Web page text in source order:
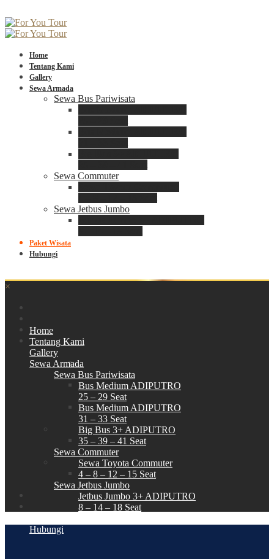
Home
Tentang Kami
Gallery
Sewa Armada
Sewa Bus Pariwisata
Sewa Commuter
Sewa Jetbus Jumbo
Paket Wisata
Hubungi
×
Home
Tentang Kami
Gallery
Sewa Armada
Sewa Bus Pariwisata
Bus Medium ADIPUTRO
25 – 29 Seat
Bus Medium ADIPUTRO
31 – 33 Seat
Big Bus 3+ ADIPUTRO
35 – 39 – 41 Seat
Sewa Commuter
Sewa Toyota Commuter
4 – 8 – 12 – 15 Seat
Sewa Jetbus Jumbo
Jetbus Jumbo 3+ ADIPUTRO
8 – 14 – 18 Seat
Hubungi